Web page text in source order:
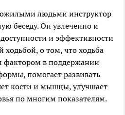
людьми инструктор
беседу. Он увлеченно и
и эффективности
ходьбой, о том, что ходьба
фактором в поддержании
помогает развивать
кости и мышцы, улучшает
по многим показателям.